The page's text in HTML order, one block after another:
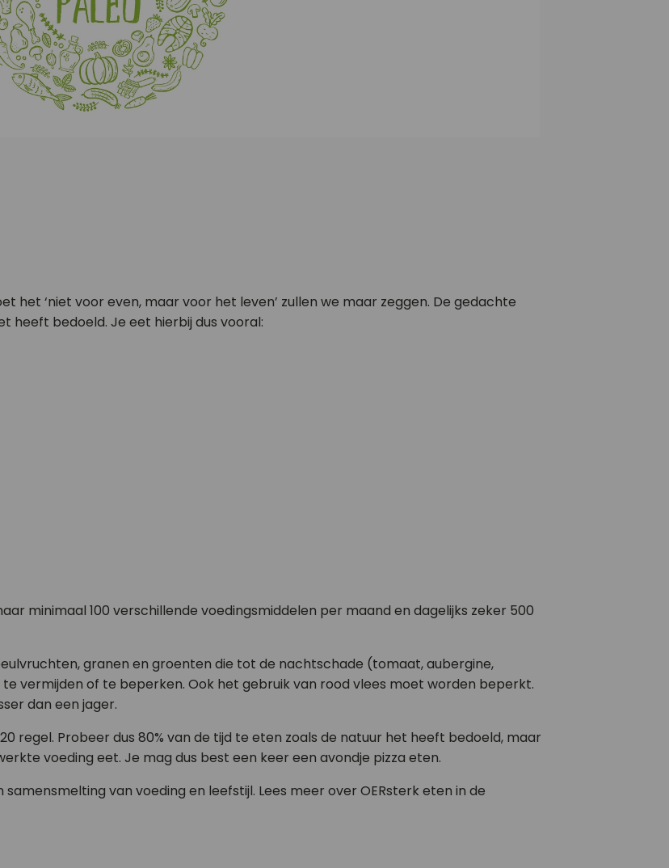
het ‘niet voor even, maar voor het leven’ zullen we maar zeggen. De gedachte
heeft bedoeld. Je eet hierbij dus vooral:
minimaal 100 verschillende voedingsmiddelen per maand en dagelijks zeker 500
granen en groenten die tot de nachtschade (tomaat, aubergine,
vermijden of te beperken. Ook het gebruik van rood vlees moet worden beperkt.
dan een jager.
regel. Probeer dus 80% van de tijd te eten zoals de natuur het heeft bedoeld, maar
voeding eet. Je mag dus best een keer een avondje pizza eten.
samensmelting van voeding en leefstijl. Lees meer over OERsterk eten in de